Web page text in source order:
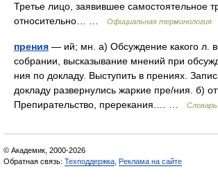
Третье лицо, заявившее самостоятельное
относительно… …
Официальная терминология
прения — ий; мн. а) Обсуждение какого л.
собрании, высказывание мнений при
ния по докладу. Выступить в прениях.
докладу развернулись жаркие пре/ния. б)
Препирательство, пререкания.… …
© Академик, 2000-2026
Обратная связь: Техподдержка Реклама на сайте